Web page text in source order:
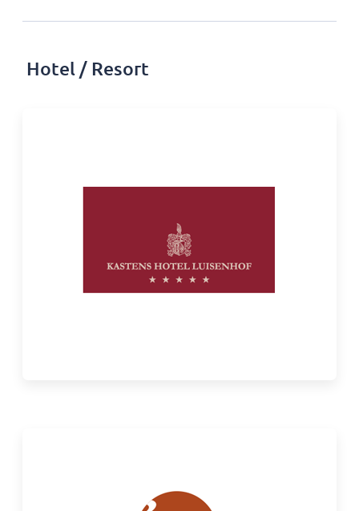
Hotel / Resort